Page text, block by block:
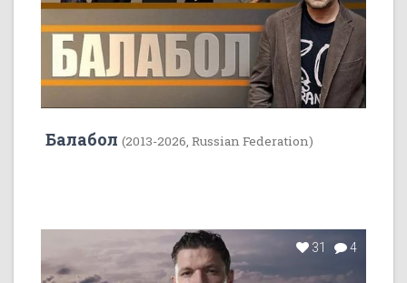
Балабол (2013-2026, Russian Federation)
31 4